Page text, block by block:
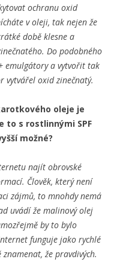
ochranu oxid
v oleji, tak nejen že
době klesne a
Do podobného
emulgátory a vytvořit tak
vytvářel oxid zinečnatý.
oleje je
to s rostlinnými SPF
možné?
najít obrovské
Člověk, který není
zájmů, to mnohdy nemá
uvádí že malinový olej
by to bylo
funguje jako rychlé
že pravdivých.